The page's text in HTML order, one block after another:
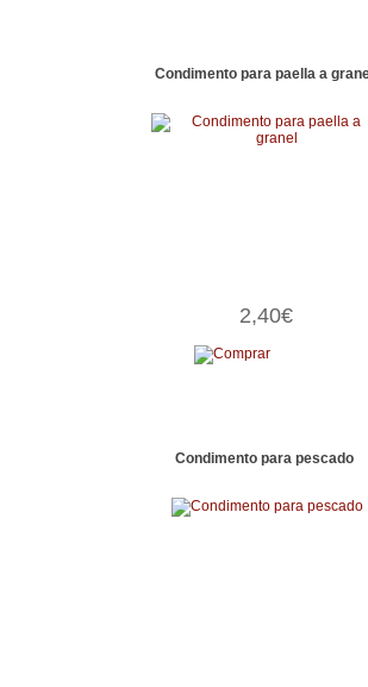
Condimento para paella a
2,40€
Condimento para pescado